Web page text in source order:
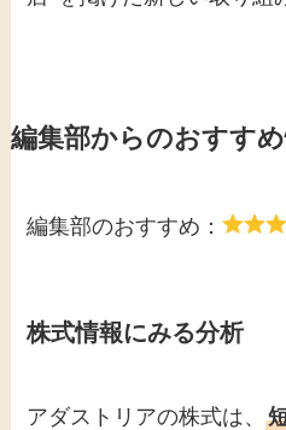
編集部からのおすす
編集部のおすすめ：
株式情報にみる分析
アダストリアの株式は、